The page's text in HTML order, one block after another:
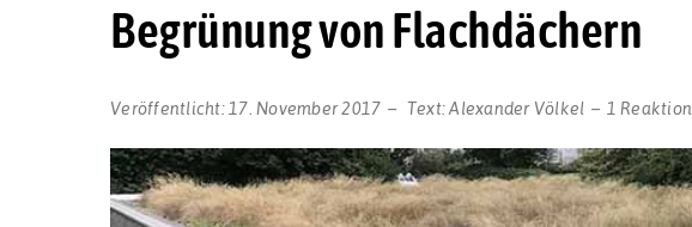
Begrünung von Flachdächern
Veröffentlicht: 17. November 2017 Text:Alexander Völkel 1 Reaktion